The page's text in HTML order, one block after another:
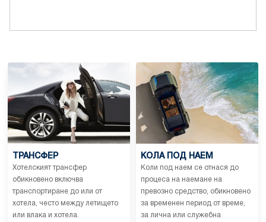
ТРАНСФЕР
Хотелският трансфер
обикновено включва
транспортиране до или от
хотела, често между летището
или влака и хотела.
КОЛА ПОД НАЕМ
Коли под наем се отнася до
процеса на наемане на
превозно средство, обикновено
за временен период от време,
за лична или служебна